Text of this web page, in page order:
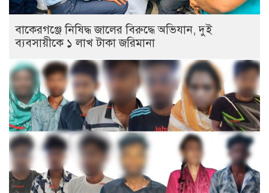
বাকেরগঞ্জে নিষিদ্ধ জালের বিরুদ্ধে অভিযান, দুই
ব্যবসায়ীকে ১ লাখ টাকা জরিমানা